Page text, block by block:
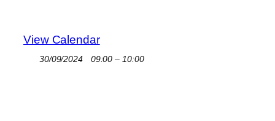
View Calendar
30/09/2024 09:00 – 10:00